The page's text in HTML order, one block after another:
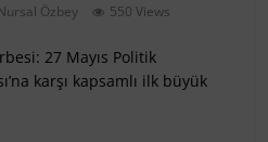
Özbey 550 Views
27 Mayıs Politik
karşı kapsamlı ilk büyük